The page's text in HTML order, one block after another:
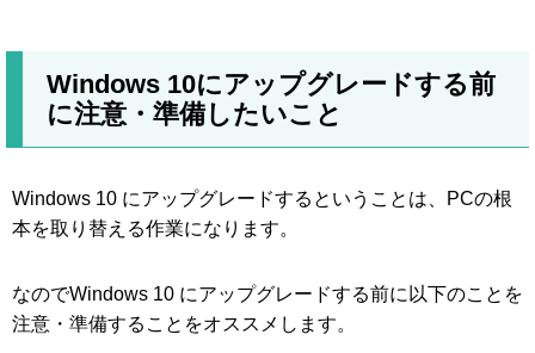
Windows 10にアップグレードする前
に注意・準備したいこと
Windows 10 にアップグレードするということは、PCの根
本を取り替える作業になります。
なのでWindows 10 にアップグレードする前に以下のことを
注意・準備することをオススメします。